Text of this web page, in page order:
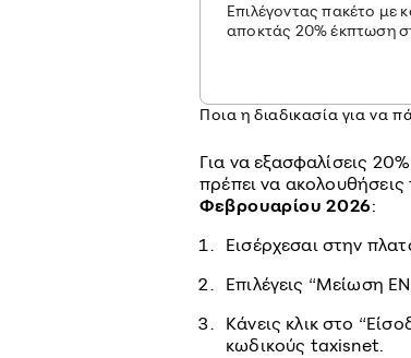
Επιλέγοντας πακέτο με
αποκτάς 20% έκπτωση
Ποια η διαδικασία για να
Για να εξασφαλίσεις
πρέπει να
Φεβρουαρίου 2026:
Εισέρχεσαι στην
Επιλέγεις “Μείωση
Κάνεις κλικ στο
κωδικούς taxisnet.